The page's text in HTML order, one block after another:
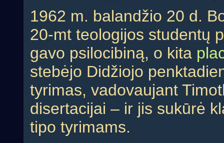
1962 m. balandžio 20 d.
20-mt teologijos studentų
gavo psilocibiną, o kita
stebėjo Didžiojo
tyrimas, vadovaujant
disertacijai – ir jis sukūrė
tipo tyrimams.